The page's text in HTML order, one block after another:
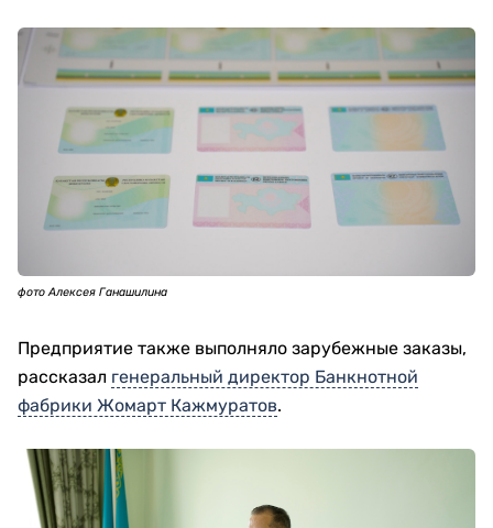
фото Алексея Ганашилина
Предприятие также выполняло зарубежные заказы,
рассказал генеральный директор Банкнотной
фабрики Жомарт Кажмуратов.